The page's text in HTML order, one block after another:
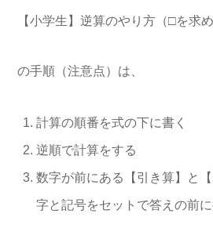
【小学生】逆算のやり方（□を求め
の手順（注意点）は、
計算の順番を式の下に書く
逆順で計算をする
数字が前にある【引き算】と
字と記号をセットで答えの前に